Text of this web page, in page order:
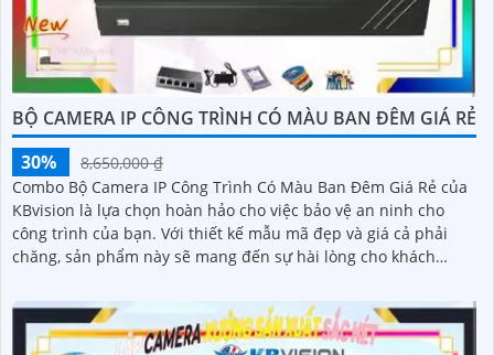
BỘ CAMERA IP CÔNG TRÌNH CÓ MÀU BAN ĐÊM GIÁ RẺ
30%
8,650,000 ₫
Combo Bộ Camera IP Công Trình Có Màu Ban Đêm Giá Rẻ của
KBvision là lựa chọn hoàn hảo cho việc bảo vệ an ninh cho
công trình của bạn. Với thiết kế mẫu mã đẹp và giá cả phải
chăng, sản phẩm này sẽ mang đến sự hài lòng cho khách